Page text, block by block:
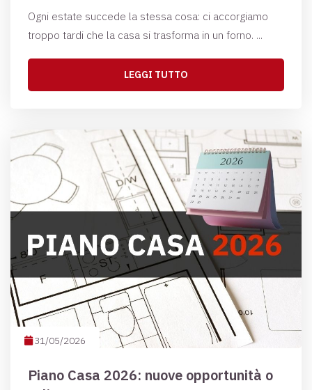
Ogni estate succede la stessa cosa: ci accorgiamo
troppo tardi che la casa si trasforma in un forno. ...
LEGGI TUTTO
31/05/2026
Piano Casa 2026: nuove opportunità o